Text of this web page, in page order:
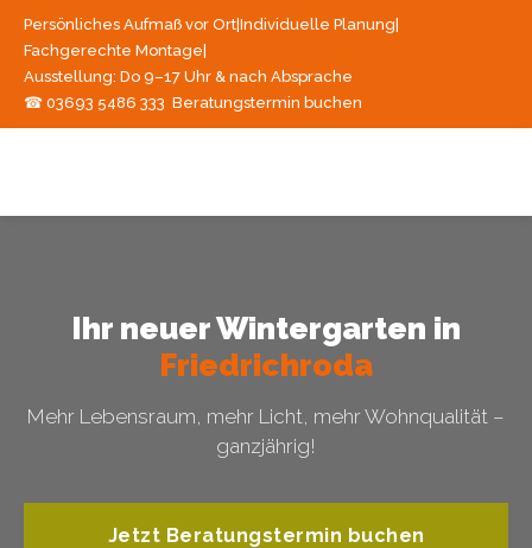
Persönliches Aufmaß vor Ort Individuelle Planung
Fachgerechte Montage
Ausstellung: Do 9–17 Uhr & nach Absprache
☎ 03693 5486 333 Beratungstermin buchen
Ihr neuer Wintergarten in
Friedrichroda
Mehr Lebensraum, mehr Licht, mehr Wohnqualität –
ganzjährig!
Jetzt Beratungstermin buchen